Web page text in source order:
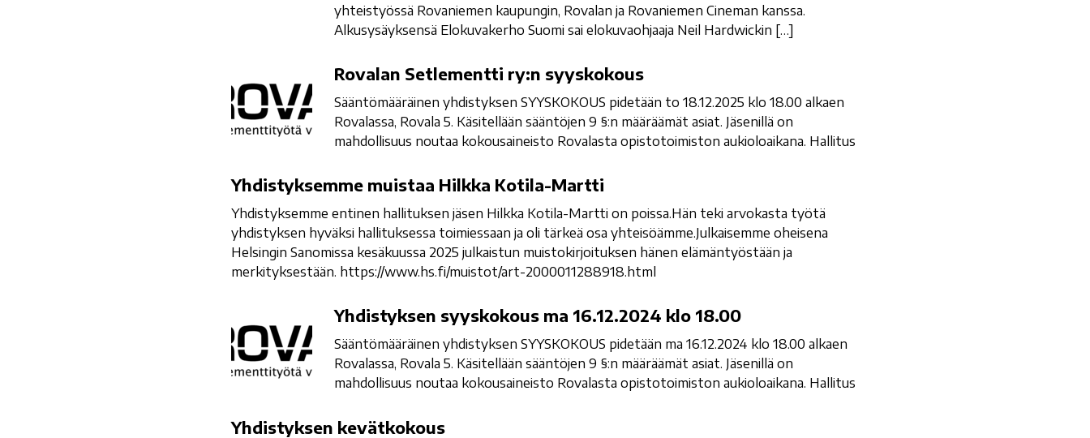
yhteistyössä Rovaniemen kaupungin, Rovalan ja Rovaniemen Cineman kanssa.
Alkusysäyksensä Elokuvakerho Suomi sai elokuvaohjaaja Neil Hardwickin […]
Setlementti
ry:n
syyskokous
Rovalan Setlementti ry:n syyskokous
Sääntömääräinen yhdistyksen SYYSKOKOUS pidetään to 18.12.2025 klo 18.00 alkaen
Rovalassa, Rovala 5. Käsitellään sääntöjen 9 §:n määräämät asiat. Jäsenillä on
mahdollisuus noutaa kokousaineisto Rovalasta opistotoimiston aukioloaikana. Hallitus
Yhdistyksemme
Hilkka
Kotila-
Martti
Yhdistyksemme muistaa Hilkka Kotila-Martti
Yhdistyksemme entinen hallituksen jäsen Hilkka Kotila-Martti on poissa.Hän teki arvokasta työtä
yhdistyksen hyväksi hallituksessa toimiessaan ja oli tärkeä osa yhteisöämme.Julkaisemme oheisena
Helsingin Sanomissa kesäkuussa 2025 julkaistun muistokirjoituksen hänen elämäntyöstään ja
merkityksestään. https://www.hs.fi/muistot/art-2000011288918.html
syyskokous
ma
16.12.2024
Yhdistyksen syyskokous ma 16.12.2024 klo 18.00
Sääntömääräinen yhdistyksen SYYSKOKOUS pidetään ma 16.12.2024 klo 18.00 alkaen
Rovalassa, Rovala 5. Käsitellään sääntöjen 9 §:n määräämät asiat. Jäsenillä on
mahdollisuus noutaa kokousaineisto Rovalasta opistotoimiston aukioloaikana. Hallitus
Yhdistyksen
Yhdistyksen kevätkokous